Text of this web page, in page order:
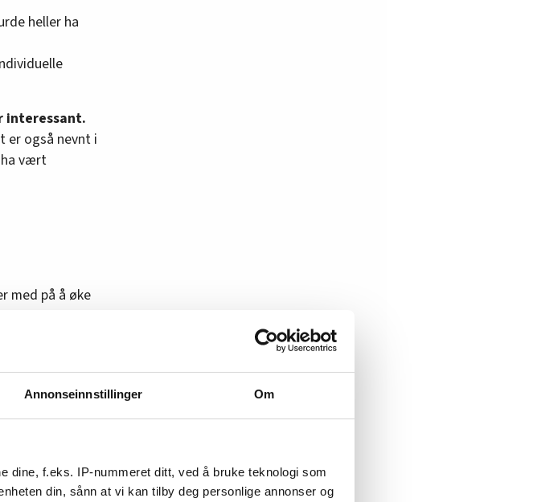
Annonseinnstillinger Om
dine, f.eks. IP-nummeret ditt, ved å bruke teknologi som
din, sånn at vi kan tilby deg personlige annonser og
heller ha
interessant.
er også nevnt i
ha vært
med på å øke
som har den
at det er det
har hatt den
er at
gruppene